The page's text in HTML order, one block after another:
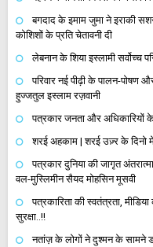
बगदाद के इमाम जुमा ने इराकी
कोशिशों के प्रति चेतावनी दी
लेबनान के शिया इस्लामी सर्वोच्च
परिवार नई पीढ़ी के पालन-पोषण
हुज्जतुल इस्लाम रज़वानी
पत्रकार जनता और
शरई अहकाम | शरई उज़्र के
पत्रकार दुनिया की जागृत
वल-मुस्लिमीन सैयद मोहसिन मूसवी
पत्रकारिता की स्वतंत्रता,
सुरक्षा..!!
नतांज़ के लोगों ने दुश्मन के सामने